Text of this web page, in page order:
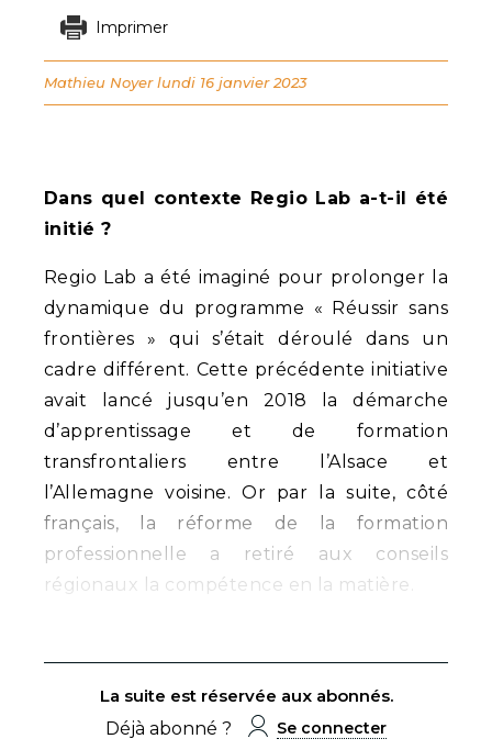
Dans quel contexte Regio Lab a-t-il été
initié ?
Regio Lab a été imaginé pour prolonger la
dynamique du programme « Réussir sans
frontières » qui s’était déroulé dans un
cadre différent. Cette précédente initiative
avait lancé jusqu’en 2018 la démarche
d’apprentissage et de formation
transfrontaliers entre l’Alsace et
l’Allemagne voisine. Or par la suite, côté
français, la réforme de la formation
professionnelle a retiré aux conseils
régionaux la compétence en la matière.
La suite est réservée aux abonnés.
Déjà abonné ?
Se connecter
Imprimer
Mathieu Noyer lundi 16 janvier 2023